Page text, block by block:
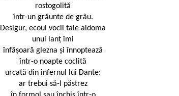
rostogolită
într-un grăunte de grâu.
Desigur, ecoul vocii tale aidoma
unui lanţ îmi
înfăşoară glezna şi înnoptează
într-o noapte coclită
urcată din infernul lui Dante:
ar trebui să-l păstrez